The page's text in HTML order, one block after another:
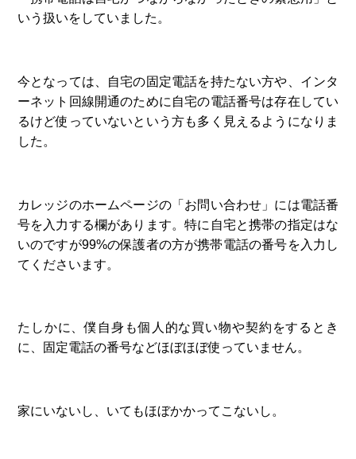
いう扱いをしていました。
今となっては、自宅の固定電話を持たない方や、インタ
ーネット回線開通のために自宅の電話番号は存在してい
るけど使っていないという方も多く見えるようになりま
した。
カレッジのホームページの「お問い合わせ」には電話番
号を入力する欄があります。特に自宅と携帯の指定はな
いのですが99%の保護者の方が携帯電話の番号を入力し
てくださいます。
たしかに、僕自身も個人的な買い物や契約をするとき
に、固定電話の番号などほぼほぼ使っていません。
家にいないし、いてもほぼかかってこないし。